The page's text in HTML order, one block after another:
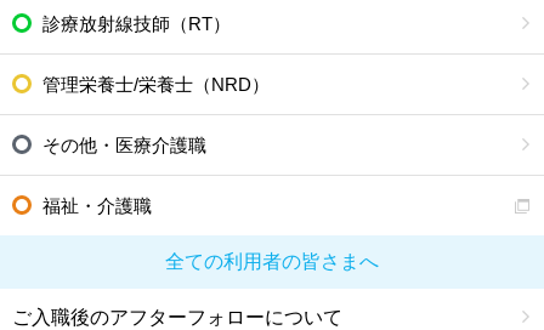
診療放射線技師（RT）
管理栄養士/栄養士（NRD）
その他・医療介護職
福祉・介護職
全ての利用者の皆さまへ
ご入職後のアフターフォローについて